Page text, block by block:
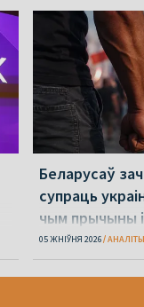
Беларусаў
супраць
чым прычыны
05 ЖНІЎНЯ 2026